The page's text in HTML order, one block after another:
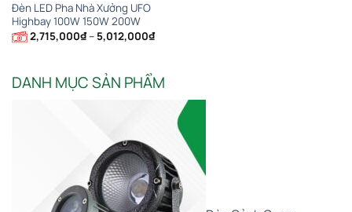
Đèn LED Pha Nhà Xưởng UFO
Highbay 100W 150W 200W
2,715,000₫– 5,012,000₫Khoảng
giá:
đến
5,012,000₫
DANH MỤC SẢN PHẨM